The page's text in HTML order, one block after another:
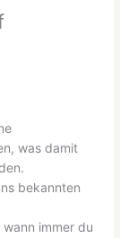
was damit
bekannten
immer du